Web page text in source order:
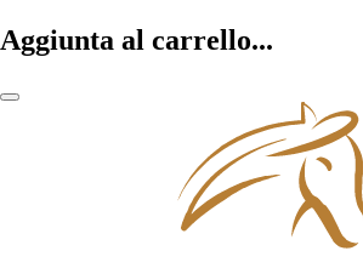
Aggiunta al carrello...